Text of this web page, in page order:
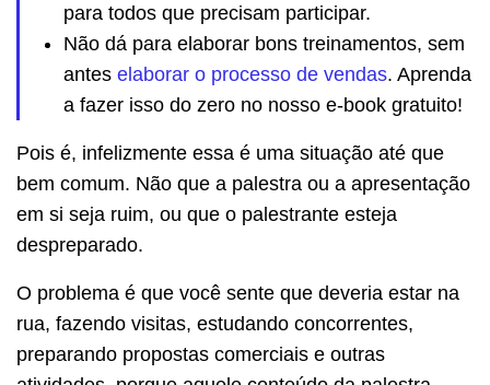
para todos que precisam participar.
Não dá para elaborar bons treinamentos, sem
antes elaborar o processo de vendas. Aprenda
a fazer isso do zero no nosso e-book gratuito!
Pois é, infelizmente essa é uma situação até que
bem comum. Não que a palestra ou a apresentação
em si seja ruim, ou que o palestrante esteja
despreparado.
O problema é que você sente que deveria estar na
rua, fazendo visitas, estudando concorrentes,
preparando propostas comerciais e outras